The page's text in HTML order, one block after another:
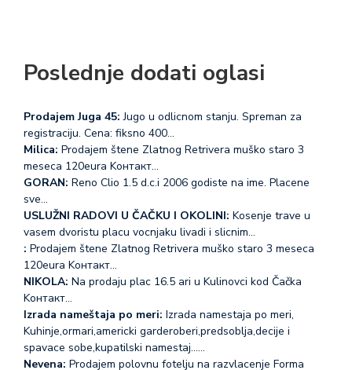
Poslednje dodati oglasi
Prodajem Juga 45: Jugo u odlicnom stanju. Spreman za
registraciju. Cena: fiksno 400…
Milica: Prodajem štene Zlatnog Retrivera muško staro 3
meseca 120eura Koнтакт…
GORAN: Reno Clio 1.5 d.c.i 2006 godiste na ime. Placene
sve…
USLUŽNI RADOVI U ČAČKU I OKOLINI: Kosenje trave u
vasem dvoristu placu vocnjaku livadi i slicnim…
: Prodajem štene Zlatnog Retrivera muško staro 3 meseca
120eura Koнтакт…
NIKOLA: Na prodaju plac 16.5 ari u Kulinovci kod Čačka
Koнтакт…
Izrada nameštaja po meri: Izrada namestaja po meri,
Kuhinje,ormari,americki garderoberi,predsoblja,decije i
spavace sobe,kupatilski namestaj...…
Nevena: Prodajem polovnu fotelju na razvlacenje Forma